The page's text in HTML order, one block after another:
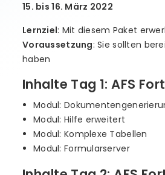
15. bis 16. März 2022
Lernziel: Mit diesem Paket
Voraussetzung: Sie sollten
haben
Inhalte Tag 1: AFS
Modul:
Modul: Hilfe erweitert
Modul: Komplexe Tabellen
Modul: Formularserver